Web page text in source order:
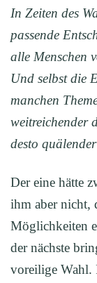
In Zeiten des
passende
alle Menschen
Und selbst die
manchen
weitreichender
desto
Der eine hätte
ihm aber nicht,
Möglichkeiten
der nächste
voreilige Wahl.